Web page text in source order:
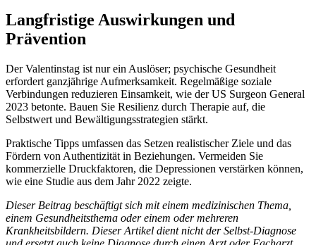
Langfristige Auswirkungen und
Prävention
Der Valentinstag ist nur ein Auslöser; psychische Gesundheit
erfordert ganzjährige Aufmerksamkeit. Regelmäßige soziale
Verbindungen reduzieren Einsamkeit, wie der US Surgeon General
2023 betonte. Bauen Sie Resilienz durch Therapie auf, die
Selbstwert und Bewältigungsstrategien stärkt.
Praktische Tipps umfassen das Setzen realistischer Ziele und das
Fördern von Authentizität in Beziehungen. Vermeiden Sie
kommerzielle Druckfaktoren, die Depressionen verstärken können,
wie eine Studie aus dem Jahr 2022 zeigte.
Dieser Beitrag beschäftigt sich mit einem medizinischen Thema,
einem Gesundheitsthema oder einem oder mehreren
Krankheitsbildern. Dieser Artikel dient nicht der Selbst-Diagnose